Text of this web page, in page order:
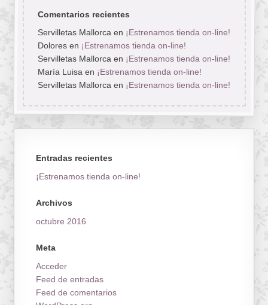
Comentarios recientes
Servilletas Mallorca en ¡Estrenamos tienda on-line!
Doloresen ¡Estrenamos tienda on-line!
Servilletas Mallorca en ¡Estrenamos tienda on-line!
María Luisa en ¡Estrenamos tienda on-line!
Servilletas Mallorca en ¡Estrenamos tienda on-line!
Entradas recientes
¡Estrenamos tienda on-line!
Archivos
octubre 2016
Meta
Acceder
Feed de entradas
Feed de comentarios